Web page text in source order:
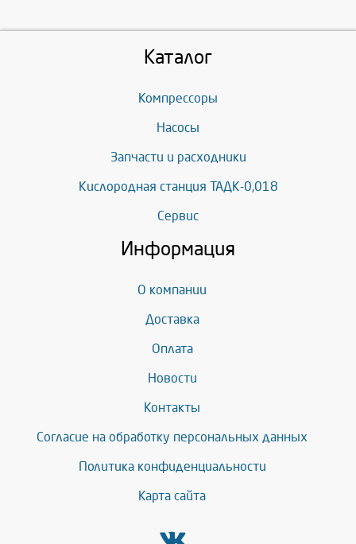
Каталог
Компрессоры
Насосы
Запчасти и расходники
Кислородная станция ТАДК-0,018
Сервис
Информация
О компании
Доставка
Оплата
Новости
Контакты
Согласие на обработку персональных данных
Политика конфиденциальности
Карта сайта